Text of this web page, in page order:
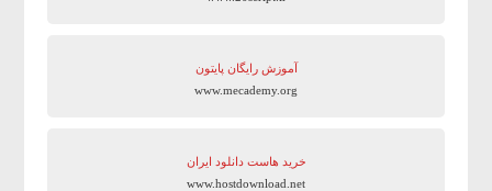
آموزش رایگان پایتون
www.mecademy.org
خرید هاست دانلود ایران
www.hostdownload.net